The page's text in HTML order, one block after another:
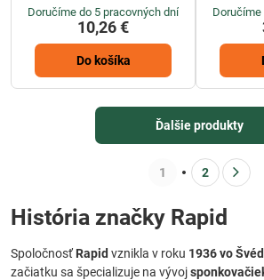
Doručíme do 5 pracovných dní
10,26 €
Do košíka
Doručíme
Ďalšie produkty
1 2
História značky Rapid
Spoločnosť Rapid vznikla v roku 1936 vo
začiatku sa špecializuje na vývoj